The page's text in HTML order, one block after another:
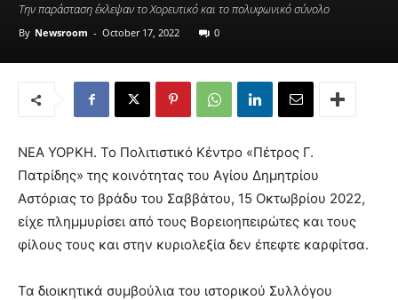
Την παράσταση έκλεψαν το Χορευτικό και το πολυφωνικό σύνολο
By Newsroom - October 17, 2022 0
ΝΕΑ ΥΟΡΚΗ. Το Πολιτιστικό Κέντρο «Πέτρος Γ.
Πατρίδης» της κοινότητας του Αγίου Δημητρίου
Αστόριας το βράδυ του Σαββάτου, 15 Οκτωβρίου 2022,
είχε πλημμυρίσει από τους Βορειοηπειρώτες και τους
φίλους τους και στην κυριολεξία δεν έπεφτε καρφίτσα.
Τα διοικητικά συμβούλια του ιστορικού Συλλόγου